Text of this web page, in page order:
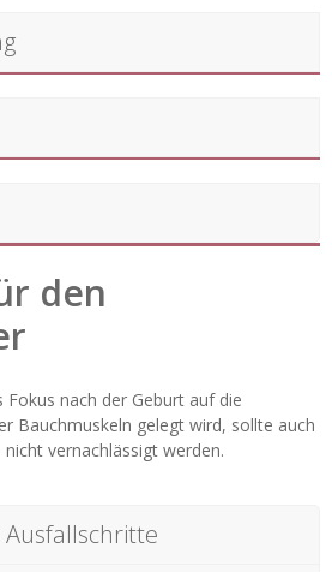
den
nach der Geburt auf die
Bauchmuskeln gelegt wird, sollte auch
vernachlässigt werden.